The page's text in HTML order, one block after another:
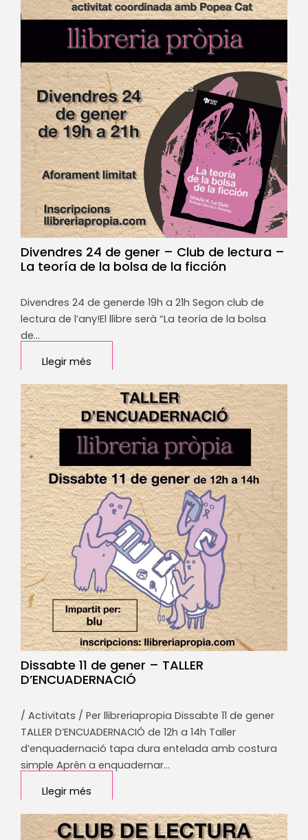
Divendres 24 de gener – Club de lectura –
La teoría de la bolsa de la ficción
Divendres 24 de generde 19h a 21h Segon club de
lectura de l’any!El llibre serà “La teoría de la bolsa
de…
Llegir més
Dissabte 11 de gener – TALLER
D’ENCUADERNACIÓ
/ Activitats / Per llibreriapropia Dissabte 11 de gener
TALLER D’ENCUADERNACIÓ de 12h a 14h Taller
d’enquadernació tapa dura entelada amb costura
simple Aprèn a enquadernar…
Llegir més